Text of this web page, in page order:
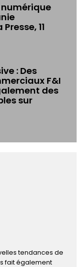
numérique
11
: Des
F&I
des
sur
tendances de
fait également